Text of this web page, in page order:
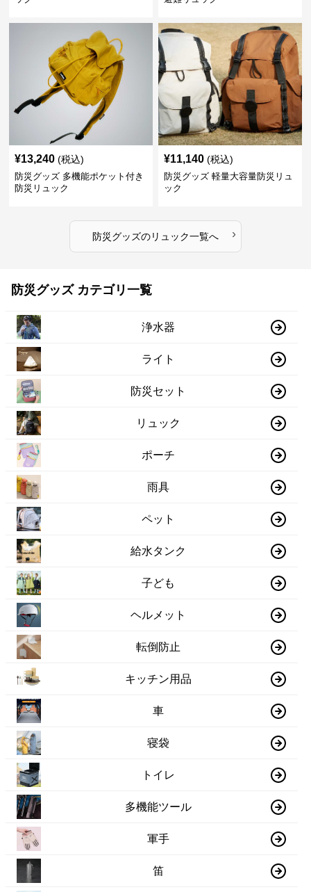
¥13,240 (税込)
防災グッズ 多機能ポケット付き
防災リュック
¥11,140 (税込)
防災グッズ 軽量大容量防災リュ
ック
防災グッズのリュック一覧へ ›
防災グッズ カテゴリ一覧
浄水器
ライト
防災セット
リュック
ポーチ
雨具
ペット
給水タンク
子ども
ヘルメット
転倒防止
キッチン用品
車
寝袋
トイレ
多機能ツール
軍手
笛